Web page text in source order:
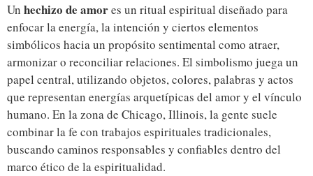
Un hechizo de amores un ritual espiritual diseñado para
enfocar la energía, la intención y ciertos elementos
simbólicos hacia un propósito sentimental como atraer,
armonizar o reconciliar relaciones. El simbolismo juega un
papel central, utilizando objetos, colores, palabras y actos
que representan energías arquetípicas del amor y el vínculo
humano. En la zona de Chicago, Illinois, la gente suele
combinar la fe con trabajos espirituales tradicionales,
buscando caminos responsables y confiables dentro del
marco ético de la espiritualidad.